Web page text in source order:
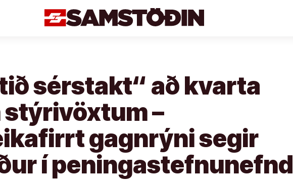
sérstakt“ að kvarta
stýrivöxtum –
gagnrýni segir
í peningastefnunefnd